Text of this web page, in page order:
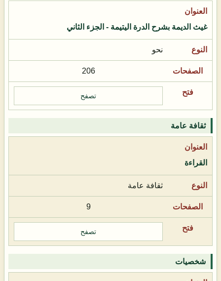
غيث الديمة بشرح الدرة اليتيمة - الجزء الثاني
نحو
206
تصفح
ثقافة عامة
القراءة
ثقافة عامة
9
تصفح
شخصيات